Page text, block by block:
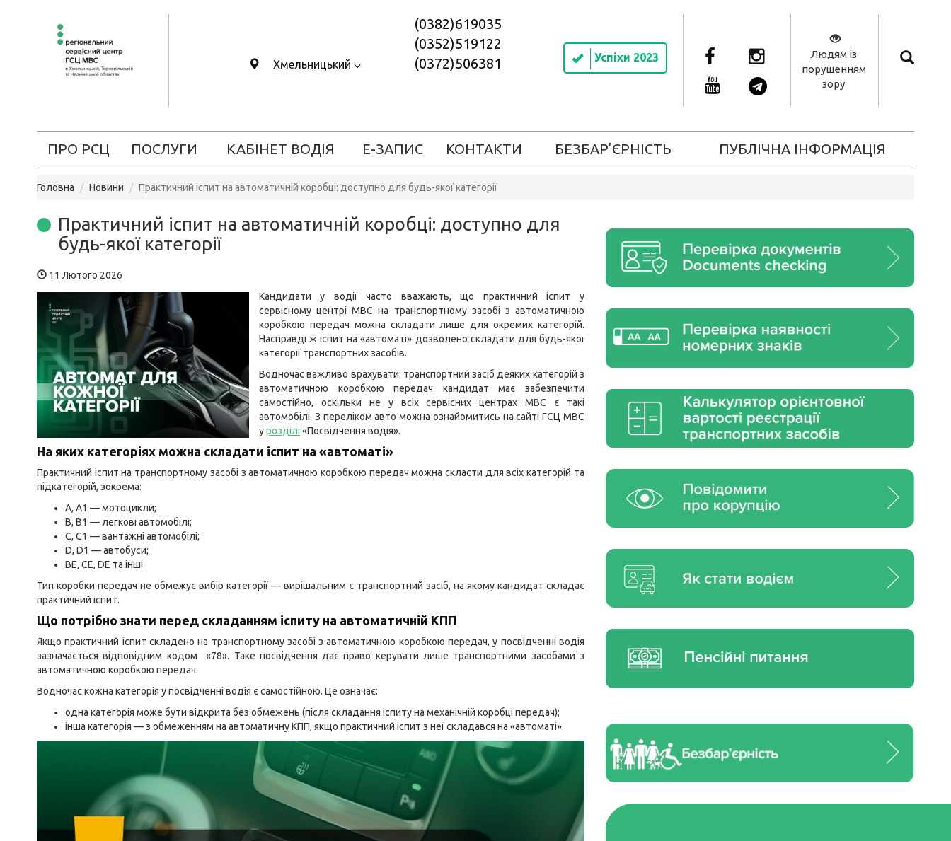
Хмельницький
(0382)619035
(0352)519122
(0372)506381
Успіхи 2023
Людям із
порушенням
зору
ПРО РСЦ ПОСЛУГИ КАБІНЕТ ВОДІЯ Е-ЗАПИС КОНТАКТИ БЕЗБАР’ЄРНІСТЬ ПУБЛІЧНА ІНФОРМАЦІЯ
Головна Новини Практичний іспит на автоматичній коробці: доступно для будь-якої категорії
Практичний іспит на автоматичній коробці: доступно для
будь-якої категорії
11 Лютого 2026
Кандидати у водії часто вважають, що практичний іспит у
сервісному центрі МВС на транспортному засобі з автоматичною
коробкою передач можна складати лише для окремих категорій.
Насправді ж іспит на «автоматі» дозволено складати для будь-якої
категорії транспортних засобів.
Водночас важливо врахувати: транспортний засіб деяких категорій з
автоматичною коробкою передач кандидат має забезпечити
самостійно, оскільки не у всіх сервісних центрах МВС є такі
автомобілі. З переліком авто можна ознайомитись на сайті ГСЦ МВС
урозділі «Посвідчення водія».
На яких категоріях можна складати іспит на «автоматі»
Практичний іспит на транспортному засобі з автоматичною коробкою передач можна скласти для всіх категорій та
підкатегорій, зокрема:
A, A1 — мотоцикли;
B, B1 — легкові автомобілі;
C, C1 — вантажні автомобілі;
D, D1 — автобуси;
BE, CE, DE та інші.
Тип коробки передач не обмежує вибір категорії — вирішальним є транспортний засіб, на якому кандидат складає
практичний іспит.
Що потрібно знати перед складанням іспиту на автоматичній КПП
Якщо практичний іспит складено на транспортному засобі з автоматичною коробкою передач, у посвідченні водія
зазначається відповідним кодом «78». Таке посвідчення дає право керувати лише транспортними засобами з
автоматичною коробкою передач.
Водночас кожна категорія у посвідченні водія є самостійною. Це означає:
одна категорія може бути відкрита без обмежень (після складання іспиту на механічній коробці передач);
інша категорія — з обмеженням на автоматичну КПП, якщо практичний іспит з неї складався на «автоматі».